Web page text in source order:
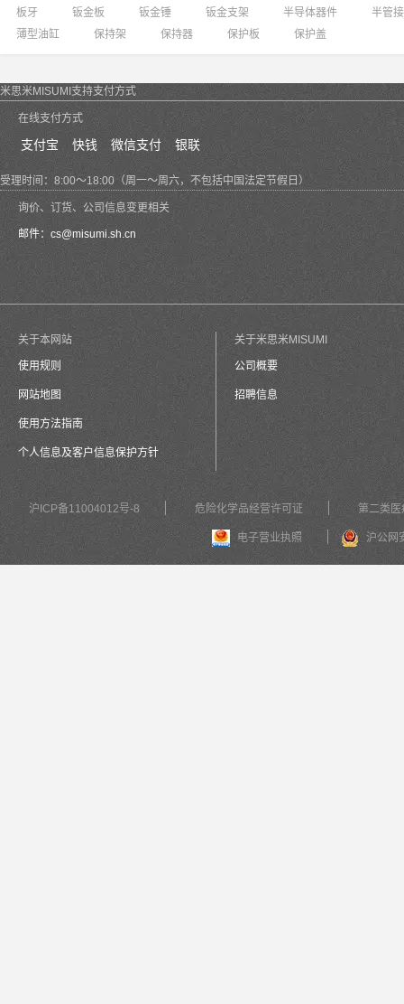
板牙 钣金板 钣金锤 钣金支架 半导体器件
半管
薄型油缸
保持架 保持器 保护板 保护盖
米思米MISUMI支持支付方式
在线支付方式
支付宝 快钱 微信支付 银联
受理时间：8:00～18:00（周一～周六，不包括中国法定节假日）
询价、订货、公司信息变更相关
邮件： cs@misumi.sh.cn
关于本网站
使用规则
网站地图
使用方法指南
个人信息及客户信息保护方针
关于米思米MISUMI
公司概要
招聘信息
沪ICP备11004012号-8 危险化学品经营许可证 第二类医
电子营业执照 沪公网